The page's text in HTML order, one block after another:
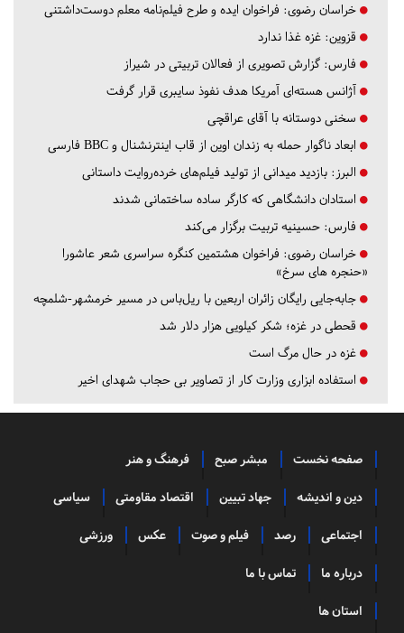
خراسان رضوی: فراخوان ایده و طرح فیلم‌نامه معلم دوست‌داشتنی
قزوین: غزه غذا ندارد
فارس: گزارش تصویری از فعالان تربیتی در شیراز
آژانس هسته‌ای آمریکا هدف نفوذ سایبری قرار گرفت
سخنی دوستانه با آقای عراقچی
ابعاد ناگوار حمله به زندان اوین از قاب اینترنشنال و BBC فارسی
البرز: بازدید میدانی از تولید فیلم‌های خرده‌روایت داستانی
استادان دانشگاهی که کارگر ساده ساختمانی شدند
فارس: حسینیه تربیت برگزار می‌کند
خراسان رضوی: فراخوان هشتمین کنگره سراسری شعر عاشورا
«حنجره های سرخ»
جابه‌جایی رایگان زائران اربعین با ریل‌باس در مسیر خرمشهر-شلمچه
قحطی در غزه؛ شکر کیلویی هزار دلار شد
غزه در حال مرگ است
استفاده ابزاری وزارت کار از تصاویر بی حجاب شهدای اخیر
صفحه نخست مبشر صبح فرهنگ و هنر
دین و اندیشه جهاد تبیین اقتصاد مقاومتی سیاسی
اجتماعی رصد فیلم و صوت عکس ورزشی
درباره ما تماس با ما
استان ها